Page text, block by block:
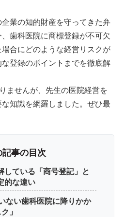
業の知的財産を守ってきた弁
歯科医院に商標登録が不可欠
合にどのような経営リスクが
登録のポイントまでを徹底解
ませんが、先生の医院経営を
知識を網羅しました。ぜひ最
記事の目次
している「商号登記」と
的な違い
ない歯科医院に降りかか
」